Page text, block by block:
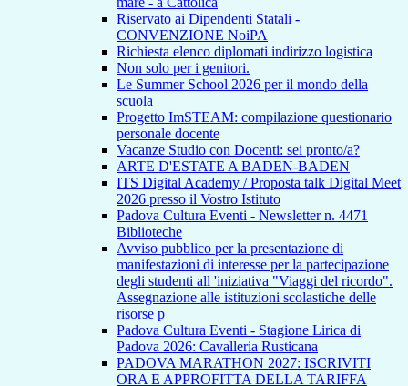
Riservato ai Dipendenti Statali -
CONVENZIONE NoiPA
Richiesta elenco diplomati indirizzo logistica
Non solo per i genitori.
Le Summer School 2026 per il mondo della
scuola
Progetto ImSTEAM: compilazione questionario
personale docente
Vacanze Studio con Docenti: sei pronto/a?
ARTE D'ESTATE A BADEN-BADEN
ITS Digital Academy / Proposta talk Digital Meet
2026 presso il Vostro Istituto
Padova Cultura Eventi - Newsletter n. 4471
Biblioteche
Avviso pubblico per la presentazione di
manifestazioni di interesse per la partecipazione
degli studenti all 'iniziativa "Viaggi del ricordo".
Assegnazione alle istituzioni scolastiche delle
risorse p
Padova Cultura Eventi - Stagione Lirica di
Padova 2026: Cavalleria Rusticana
PADOVA MARATHON 2027: ISCRIVITI
ORA E APPROFITTA DELLA TARIFFA